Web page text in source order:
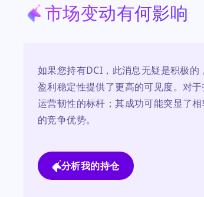
市场变动有何影响
如果您持有DCI，此消息无疑是积极
盈利稳定性提供了更高的可见度。对
运营韧性的标杆；其成功可能突显了
的竞争优势。
分析我的持仓